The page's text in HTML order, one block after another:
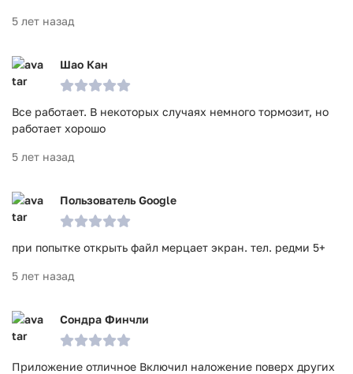
5 лет назад
Шао Кан
Все работает. В некоторых случаях немного тормозит, но
работает хорошо
5 лет назад
Пользователь Google
при попытке открыть файл мерцает экран. тел. редми 5+
5 лет назад
Сондра Финчли
Приложение отличное Включил наложение поверх других